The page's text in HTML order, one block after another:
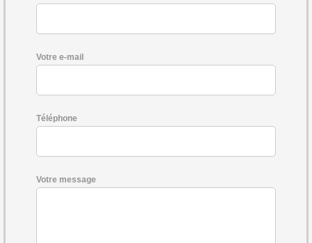
Votre e-mail
Téléphone
Votre message